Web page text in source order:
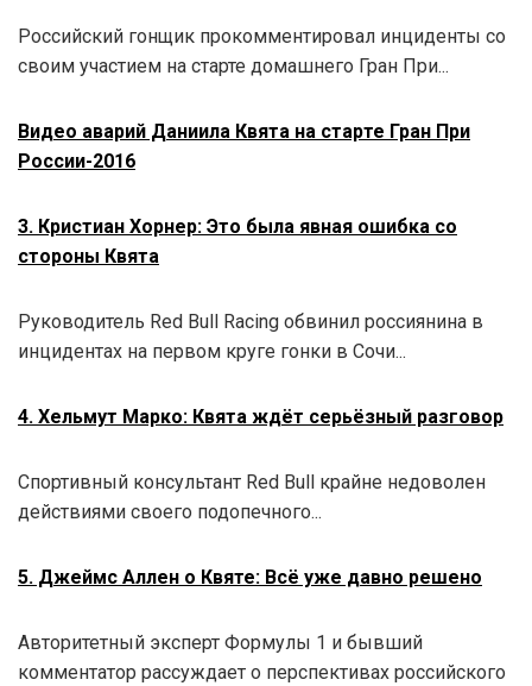
Российский гонщик прокомментировал инциденты со
своим участием на старте домашнего Гран При...
Видео аварий Даниила Квята на старте Гран При
России-2016
3. Кристиан Хорнер: Это была явная ошибка со
стороны Квята
Руководитель Red Bull Racing обвинил россиянина в
инцидентах на первом круге гонки в Сочи...
4. Хельмут Марко: Квята ждёт серьёзный разговор
Спортивный консультант Red Bull крайне недоволен
действиями своего подопечного...
5. Джеймс Аллен о Квяте: Всё уже давно решено
Авторитетный эксперт Формулы 1 и бывший
комментатор рассуждает о перспективах российского